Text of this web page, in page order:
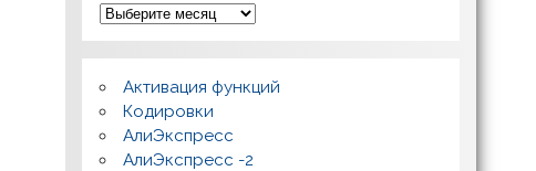
А
р
х
и
ы
Активация функций
Кодировки
АлиЭкспресс
АлиЭкспресс -2